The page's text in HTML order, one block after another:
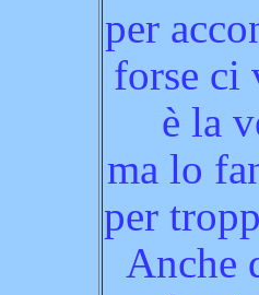
per
forse ci
è la
ma lo
per
Anche